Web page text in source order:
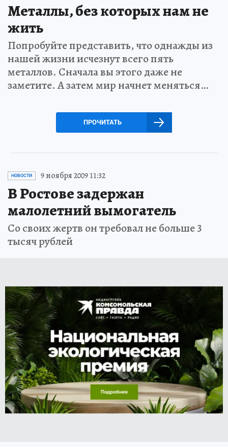
Металлы, без которых нам не
жить
Попробуйте представить, что однажды из
нашей жизни исчезнут всего пять
металлов. Сначала вы этого даже не
заметите. А затем мир начнет меняться…
ПРОЧИТАТЬ
НОВОСТИ 9 ноября 2009 11:32
В Ростове задержан
малолетний вымогатель
Со своих жертв он требовал не больше 3
тысяч рублей